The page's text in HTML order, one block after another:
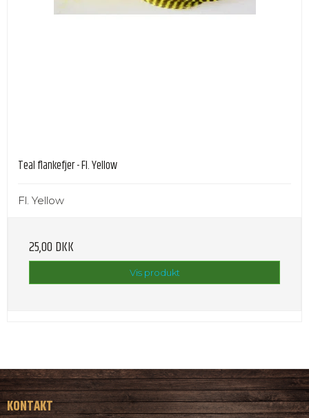
Teal flankefjer - Fl. Yellow
Fl. Yellow
25,00 DKK
Vis produkt
KONTAKT